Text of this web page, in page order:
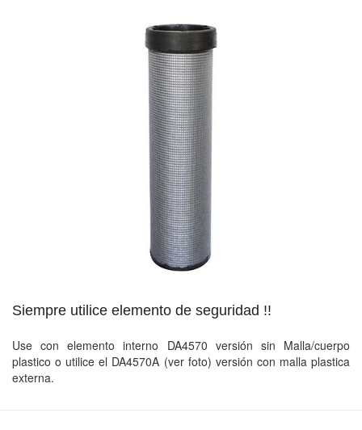
Siempre utilice elemento de seguridad !!
Use con elemento interno DA4570 versión sin Malla/cuerpo
plastico o utilice el DA4570A (ver foto) versión con malla plastica
externa.